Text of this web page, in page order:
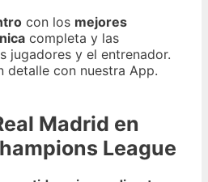
con los mejores
completa y las
jugadores y el entrenador.
detalle con nuestra App.
Madrid en
League